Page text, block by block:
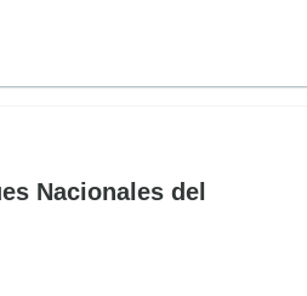
Nacionales del